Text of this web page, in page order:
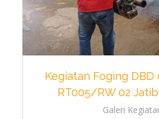
Kegiatan Foging
RT005/RW 02
Galeri